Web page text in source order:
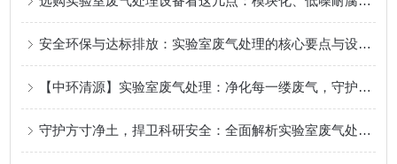
安全环保与达标排放：实验室废气处理的核心要点与设备选型
【中环清源】实验室废气处理：净化每一缕废气，守护科研与环境安全
守护方寸净土，捍卫科研安全：全面解析实验室废气处理系统